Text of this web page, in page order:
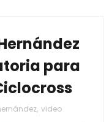
para
, video